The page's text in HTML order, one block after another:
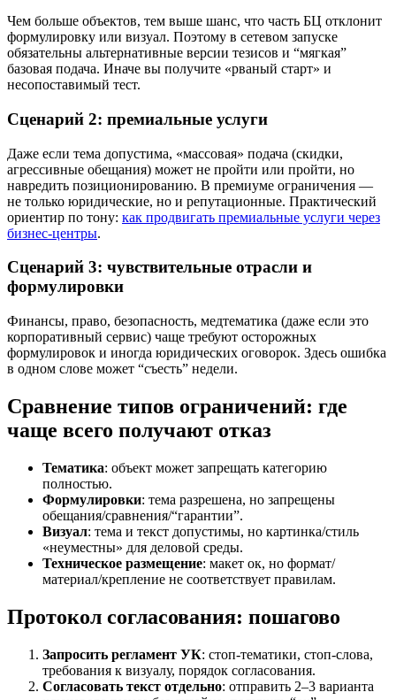
Чем больше объектов, тем выше шанс, что часть БЦ отклонит
формулировку или визуал. Поэтому в сетевом запуске
обязательны альтернативные версии тезисов и “мягкая”
базовая подача. Иначе вы получите «рваный старт» и
несопоставимый тест.
Сценарий 2: премиальные услуги
Даже если тема допустима, «массовая» подача (скидки,
агрессивные обещания) может не пройти или пройти, но
навредить позиционированию. В премиуме ограничения —
не только юридические, но и репутационные. Практический
ориентир по тону: как продвигать премиальные услуги через
бизнес-центры.
Сценарий 3: чувствительные отрасли и
формулировки
Финансы, право, безопасность, медтематика (даже если это
корпоративный сервис) чаще требуют осторожных
формулировок и иногда юридических оговорок. Здесь ошибка
в одном слове может “съесть” недели.
Сравнение типов ограничений: где
чаще всего получают отказ
Тематика: объект может запрещать категорию
полностью.
Формулировки: тема разрешена, но запрещены
обещания/сравнения/“гарантии”.
Визуал: тема и текст допустимы, но картинка/стиль
«неуместны» для деловой среды.
Техническое размещение: макет ок, но формат/
материал/крепление не соответствует правилам.
Протокол согласования: пошагово
Запросить регламент УК: стоп-тематики, стоп-слова,
требования к визуалу, порядок согласования.
Согласовать текст отдельно: отправить 2–3 варианта